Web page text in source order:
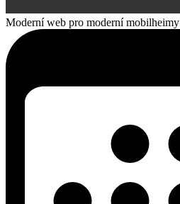
Moderní web pro moderní mobilheimy